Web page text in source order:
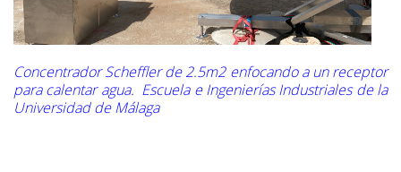
Concentrador Scheffler de 2.5m2 enfocando a un receptor
para calentar agua. Escuela e Ingenierías Industriales de la
Universidad de Málaga